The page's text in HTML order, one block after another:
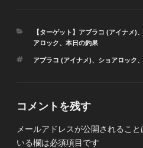
カ
テ
リ
【ターゲット】アブラコ (アイナメ)、
アロック、 本日の釣果
タ
アブラコ (アイナメ)、 ショアロック、
コメントを残す
メールアドレスが公開されること
いる欄は必須項目です